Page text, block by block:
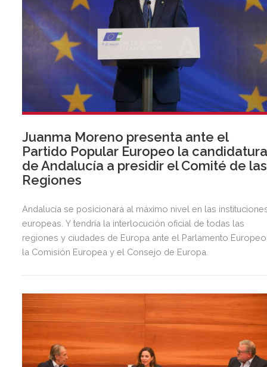
Juanma Moreno presenta ante el
Partido Popular Europeo la
de Andalucía a presidir el Comité de las
Regiones
Andalucía se posicionará al máximo nivel en las
europeas. Y tendría la interlocución oficial de todas las
regiones y ciudades de Europa ante el Parlamento
la Comisión Europea y el Consejo de Europa.